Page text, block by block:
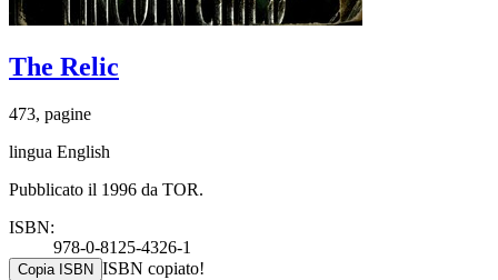
The Relic
473, pagine
lingua English
Pubblicato il 1996 da TOR.
ISBN:
978-0-8125-4326-1
Copia ISBN ISBN copiato!